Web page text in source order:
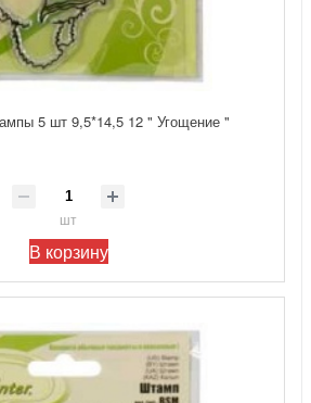
5 шт 9,5*14,5 12 " Угощение "
шт
В корзину